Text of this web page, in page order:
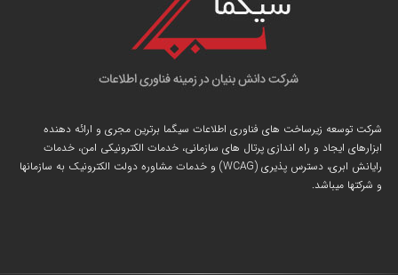
شرکت توسعه زیرساخت های فناوری اطلاعات سیگما برترین مجری و ارائه دهنده
ابزارهای ایجاد و راه اندازی پرتال های سازمانی، خدمات الکترونیکی امن، خدمات
رایانش ابری، دسترس پذیری (WCAG) و خدمات مشاوره دولت الکترونیک به سازمانها
و شرکتها میباشد.